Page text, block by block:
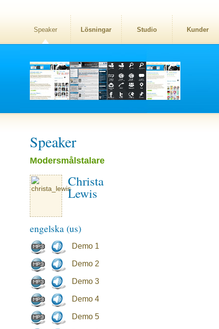
Speaker Lösningar Studio Kunder
Speaker
Modersmålstalare
Christa
Lewis
engelska (us)
Demo 1
Demo 2
Demo 3
Demo 4
Demo 5